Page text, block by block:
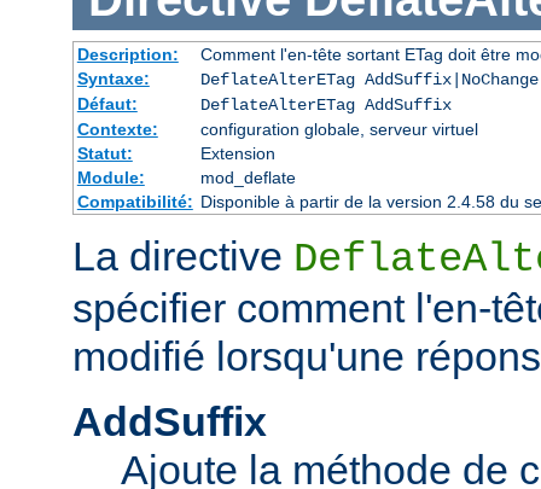
Description:
Comment l'en-tête sortant ETag doit être
Syntaxe:
DeflateAlterETag
Défaut:
DeflateAlterETag AddSuffix
Contexte:
configuration globale, serveur virtuel
Statut:
Extension
Module:
mod_deflate
Compatibilité: Disponible à partir de la version 2.4.58 du
La directive
spécifier comment l'en-
modifié lorsqu'une
AddSuffix
Ajoute la méthode de